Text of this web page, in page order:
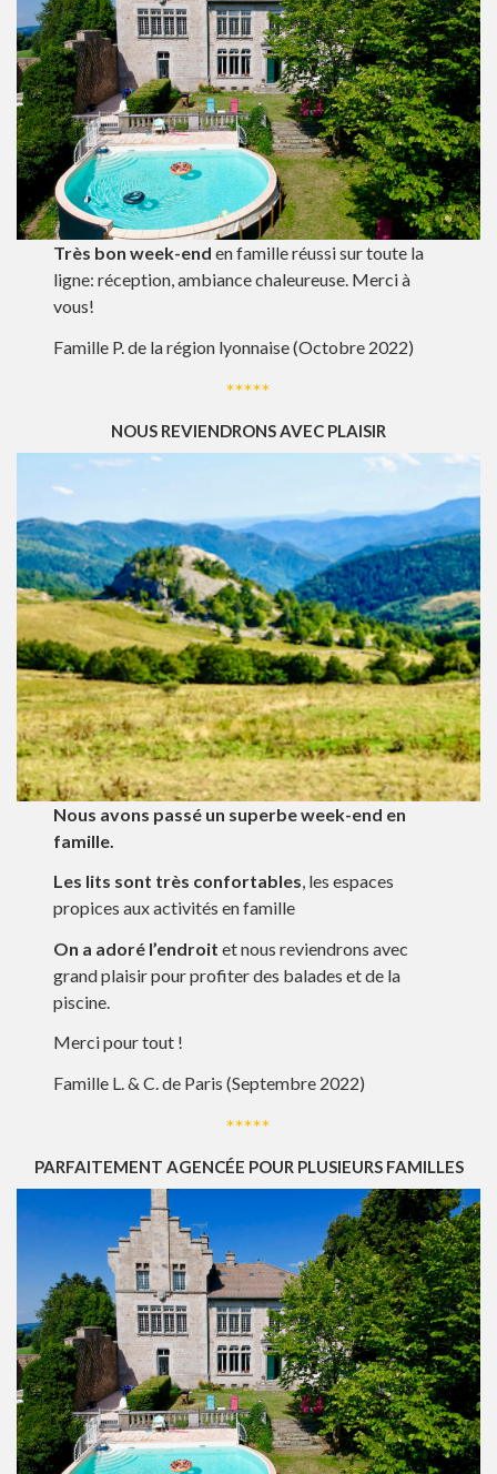
Très bon week-end en famille réussi sur toute la
ligne: réception, ambiance chaleureuse. Merci à
vous!
Famille P. de la région lyonnaise (Octobre 2022)
*****
NOUS REVIENDRONS AVEC PLAISIR
Nous avons passé un superbe week-end en
famille.
Les lits sont très confortables, les espaces
propices aux activités en famille
On a adoré l’endroit et nous reviendrons avec
grand plaisir pour profiter des balades et de la
piscine.
Merci pour tout !
Famille L. & C. de Paris (Septembre 2022)
*****
PARFAITEMENT AGENCÉE POUR PLUSIEURS FAMILLES